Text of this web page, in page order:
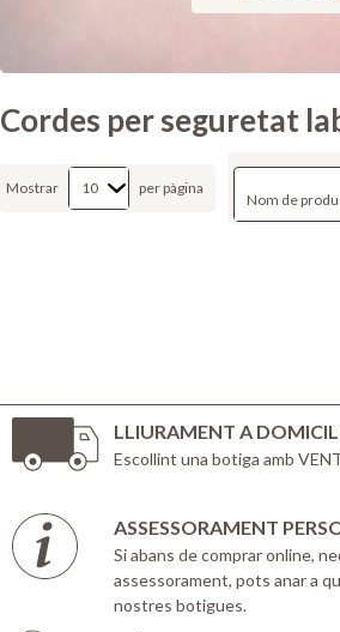
Cordes per seguretat
Mostrar per pàgina
LLIURAMENT A
Escollint una botiga amb
ASSESSORAMENT
Si abans de comprar online,
assessorament, pots anar a
nostres botigues.